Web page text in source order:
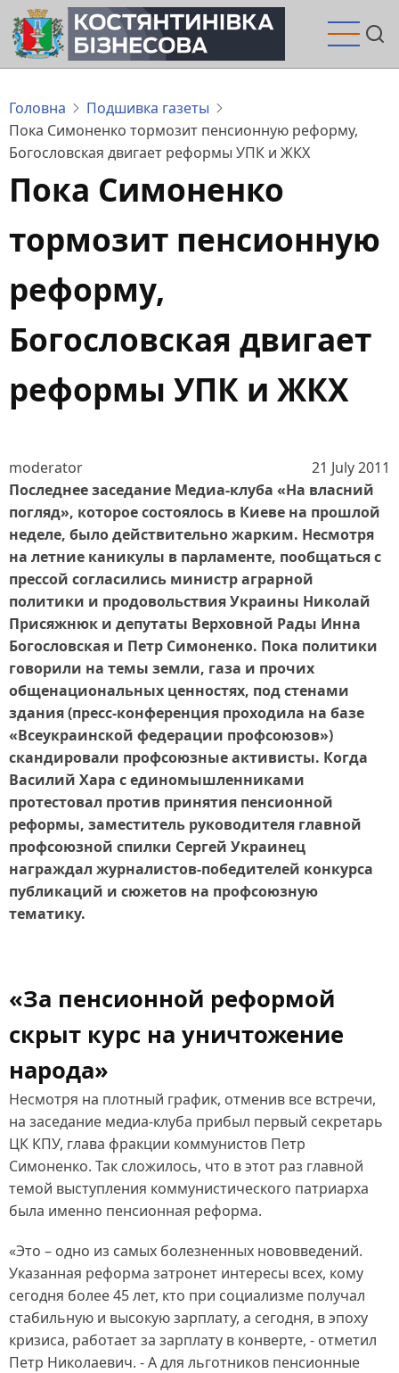
Перейти
до
основного
Головна
Подшивка газеты
Пока Симоненко тормозит пенсионную реформу,
Богословская двигает реформы УПК и ЖКХ
Пока Симоненко
тормозит пенсионную
реформу,
Богословская двигает
реформы УПК и ЖКХ
moderator
21 July 2011
Последнее заседание Медиа-клуба «На власний
погляд», которое состоялось в Киеве на прошлой
неделе, было действительно жарким. Несмотря
на летние каникулы в парламенте, пообщаться с
прессой согласились министр аграрной
политики и продовольствия Украины Николай
Присяжнюк и депутаты Верховной Рады Инна
Богословская и Петр Симоненко. Пока политики
говорили на темы земли, газа и прочих
общенациональных ценностях, под стенами
здания (пресс-конференция проходила на базе
«Всеукраинской федерации профсоюзов»)
скандировали профсоюзные активисты. Когда
Василий Хара с единомышленниками
протестовал против принятия пенсионной
реформы, заместитель руководителя главной
профсоюзной спилки Сергей Украинец
награждал журналистов-победителей конкурса
публикаций и сюжетов на профсоюзную
тематику.
«За пенсионной реформой
скрыт курс на уничтожение
народа»
Несмотря на плотный график, отменив все встречи,
на заседание медиа-клуба прибыл первый секретарь
ЦК КПУ, глава фракции коммунистов Петр
Симоненко. Так сложилось, что в этот раз главной
темой выступления коммунистического патриарха
была именно пенсионная реформа.
«Это – одно из самых болезненных нововведений.
Указанная реформа затронет интересы всех, кому
сегодня более 45 лет, кто при социализме получал
стабильную и высокую зарплату, а сегодня, в эпоху
кризиса, работает за зарплату в конверте, - отметил
Петр Николаевич. - А для льготников пенсионные